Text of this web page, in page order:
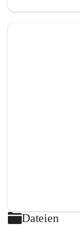
Dateien